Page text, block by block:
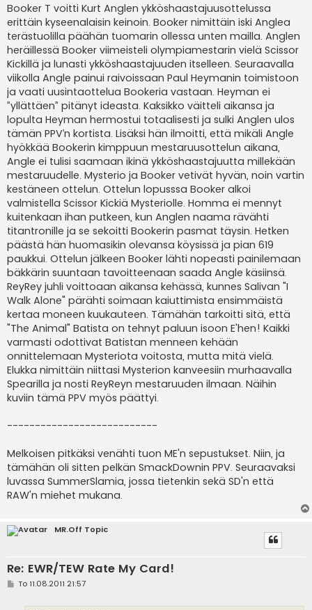
Booker T voitti Kurt Anglen ykköshaastajuusottelussa
erittäin kyseenalaisin keinoin. Booker nimittäin iski Anglea
terästuolilla päähän tuomarin ollessa unten mailla. Anglen
heräillessä Booker viimeisteli olympiamestarin vielä Scissor
Kickillä ja lunasti ykköshaastajuuden itselleen. Seuraavalla
viikolla Angle painui raivoissaan Paul Heymanin toimistoon
ja vaati uusintaottelua Bookeria vastaan. Heyman ei
”yllättäen” pitänyt ideasta. Kaksikko väitteli aikansa ja
lopulta Heyman hermostui totaalisesti ja sulki Anglen ulos
tämän PPV’n kortista. Lisäksi hän ilmoitti, että mikäli Angle
hyökkää Bookerin kimppuun mestaruusottelun aikana,
Angle ei tulisi saamaan ikinä ykköshaastajuutta millekään
mestaruudelle. Mysterio ja Booker vetivät hyvän, noin vartin
kestäneen ottelun. Ottelun lopusssa Booker alkoi
valmistella Scissor Kickiä Mysteriolle. Homma ei mennyt
kuitenkaan ihan putkeen, kun Anglen naama rävähti
titantronille ja se sekoitti Bookerin pasmat täysin. Hetken
päästä hän huomasikin olevansa köysissä ja pian 619
paukkui. Ottelun jälkeen Booker lähti nopeasti painilemaan
bäkkärin suuntaan tavoitteenaan saada Angle käsiinsä.
ReyRey juhli voittoaan aikansa kehässä, kunnes Salivan "I
Walk Alone" pärähti soimaan kaiuttimista ensimmäistä
kertaa moneen kuukauteen. Tämähän tarkoitti sitä, että
"The Animal" Batista on tehnyt paluun isoon E'hen! Kaikki
varmasti odottivat Batistan menneen kehään
onnittelemaan Mysteriota voitosta, mutta mitä vielä.
Elukka nimittäin niittasi Mysterion kanveesiin murhaavalla
Spearilla ja nosti ReyReyn mestaruuden ilmaan. Näihin
kuviin tämä PPV myös päättyi.
---------------------------
Melkoisen pitkäksi venähti tuon ME'n sepustukset. Niin, ja
tämähän oli sitten pelkän SmackDownin PPV. Seuraavaksi
luvassa SummerSlamia, jossa tietenkin sekä SD'n että
RAW'n miehet mukana.
MR.Off Topic
Re: EWR/TEW Rate My Card!
VTo 11.08.2011 21:57